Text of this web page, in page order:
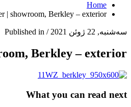
Home
| showroom, Berkley – exterior
سه‌شنبه, 22 ژوئن 2021 /
Published in
Berkley – exterior
What you can read next